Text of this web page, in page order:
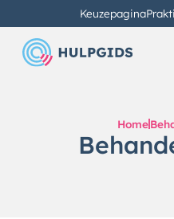
Keuzepagina
Home